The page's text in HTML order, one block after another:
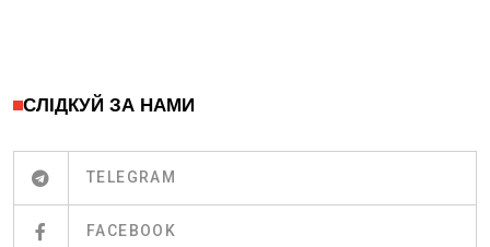
СЛІДКУЙ ЗА НАМИ
TELEGRAM
FACEBOOK